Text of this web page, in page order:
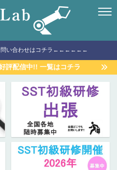
い合わせはコチラ←←←←←←
評配信中!! 一覧はコチラ